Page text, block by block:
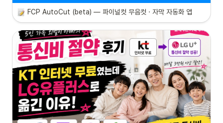
FCP AutoCut (beta) — 파이널컷 무음컷 · 자막 자동화 앱